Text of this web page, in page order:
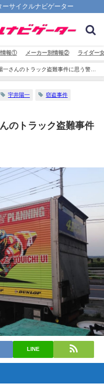
サイクルナビゲーター
情報① メーカー別情報② ライダー
一さんのトラック盗難事件に思う警察
宇井陽一 窃盗事件
のトラック盗難事件
LINE